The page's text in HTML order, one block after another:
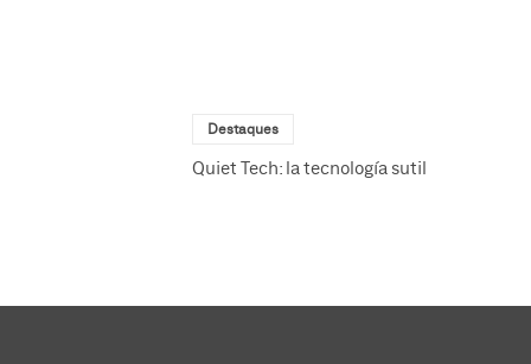
Destaques
Quiet Tech: la tecnología sutil